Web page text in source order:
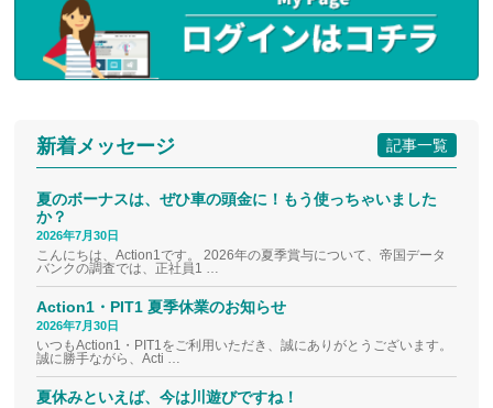
記事一覧
新着メッセージ
夏のボーナスは、ぜひ車の頭金に！もう使っちゃいました
か？
2026年7月30日
こんにちは、Action1です。 2026年の夏季賞与について、帝国データ
バンクの調査では、正社員1 …
Action1・PIT1 夏季休業のお知らせ
2026年7月30日
いつもAction1・PIT1をご利用いただき、誠にありがとうございます。
誠に勝手ながら、Acti …
夏休みといえば、今は川遊びですね！